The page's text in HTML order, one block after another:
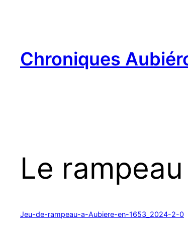
Chroniques
Le
Jeu-de-rampeau-a-Aubiere-en-1653_2024-2-0